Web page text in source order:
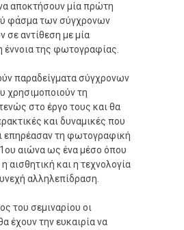
αποκτήσουν μία πρώτη
φάσμα των σύγχρονων
αντίθεση με μία
έννοια της φωτογραφίας.
παραδείγματα σύγχρονων
χρησιμοποιούν τη
στο έργο τους και θα
και δυναμικές που
επηρέασαν τη φωτογραφική
αιώνα ως ένα μέσο όπου
αισθητική και η τεχνολογία
αλληλεπίδραση.
του σεμιναρίου οι
έχουν την ευκαιρία να